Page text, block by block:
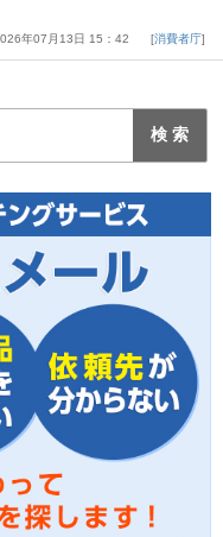
年07月13日 15：42 消費者庁